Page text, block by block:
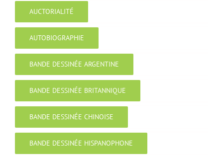
AUCTORIALITÉ
AUTOBIOGRAPHIE
BANDE DESSINÉE ARGENTINE
BANDE DESSINÉE BRITANNIQUE
BANDE DESSINÉE CHINOISE
BANDE DESSINÉE HISPANOPHONE